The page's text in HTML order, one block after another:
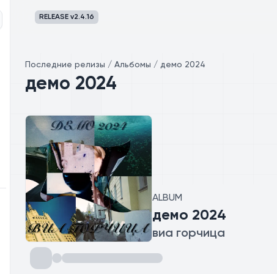
RELEASE v2.4.16
Последние релизы / Альбомы / демо 2024
демо 2024
ALBUM
демо 2024
виа горчица